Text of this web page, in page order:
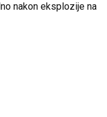
nakon eksplozije na